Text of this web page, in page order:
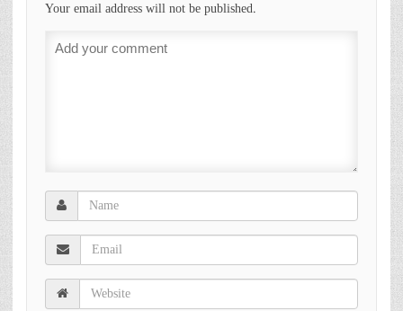
Your email address will not be published.